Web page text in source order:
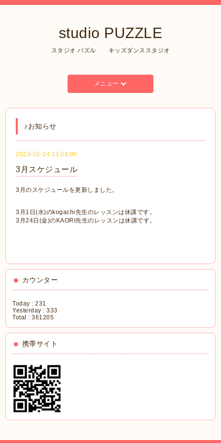
studio PUZZLE
スタジオ パズル キッズダンススタジオ
メニュー
♪お知らせ
2023-02-24 13:08:00
3月スケジュール
3月のスケジュールを更新しました。
3月1日(水)のkogachi先生のレッスンは休講です。
3月24日(金)のKAORI先生のレッスンは休講です。
カウンター
Today :231
Yesterday :333
Total :361205
携帯サイト